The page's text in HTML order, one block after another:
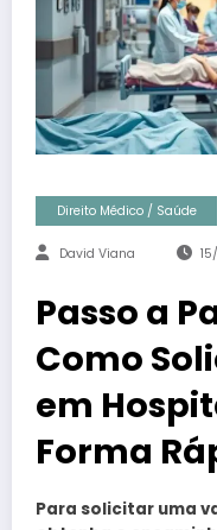
Direito Médico / Saúde
David Viana
Passo a
Como
em
Forma
Para solicitar uma